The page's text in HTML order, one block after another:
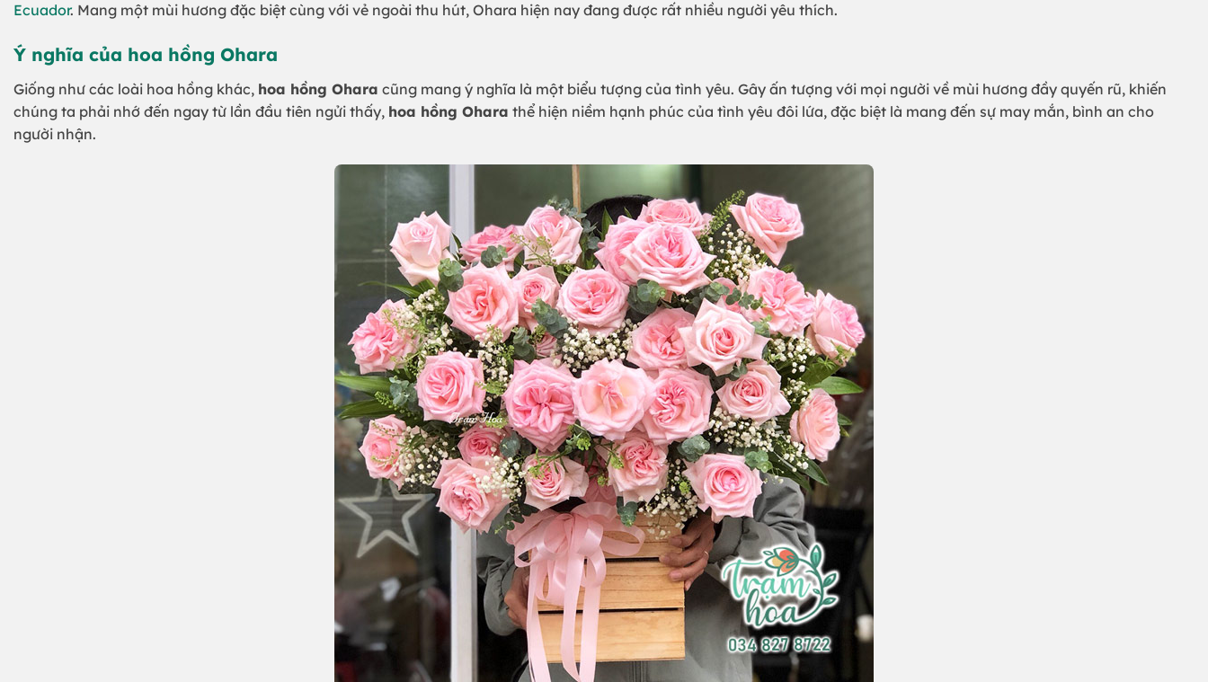
Ecuador. Mang một mùi hương đặc biệt cùng với vẻ ngoài thu hút, Ohara hiện nay đang được rất nhiều người yêu thích.
Ý nghĩa của hoa hồng Ohara
Giống như các loài hoa hồng khác, hoa hồng Ohara cũng mang ý nghĩa là một biểu tượng của tình yêu. Gây ấn tượng với mọi người về mùi hương đầy quyến rũ, khiến
chúng ta phải nhớ đến ngay từ lần đầu tiên ngửi thấy, hoa hồng Ohara thể hiện niềm hạnh phúc của tình yêu đôi lứa, đặc biệt là mang đến sự may mắn, bình an cho
người nhận.